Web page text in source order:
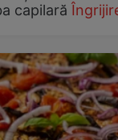
capilară